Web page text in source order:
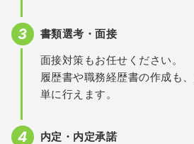
書類選考・面接
面接対策もお任せください。
履歴書や職務経歴書の作成も
単に行えます。
内定・内定承諾